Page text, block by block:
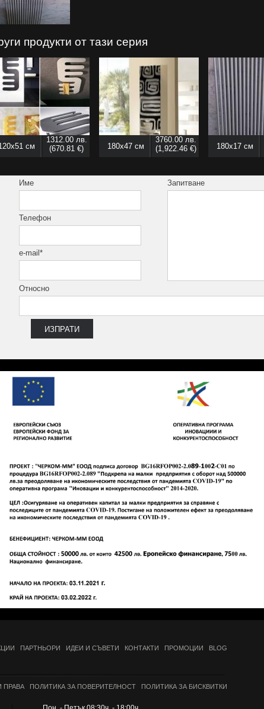
продукти от тази серия
см
1312.00 лв.
(670.81 €)
180x47 см
3760.00 лв.
(1,922.46 €)
180x17 см
Име
Телефон
e-mail*
Запитване
Относно
ПАРТНЬОРИ ИДЕИ И СЪВЕТИ КОНТАКТИ ПРОМОЦИИ BLOG
ПРАВА ПОЛИТИКА ЗА ПОВЕРИТЕЛНОСТ ПОЛИТИКА ЗА БИСКВИТКИ